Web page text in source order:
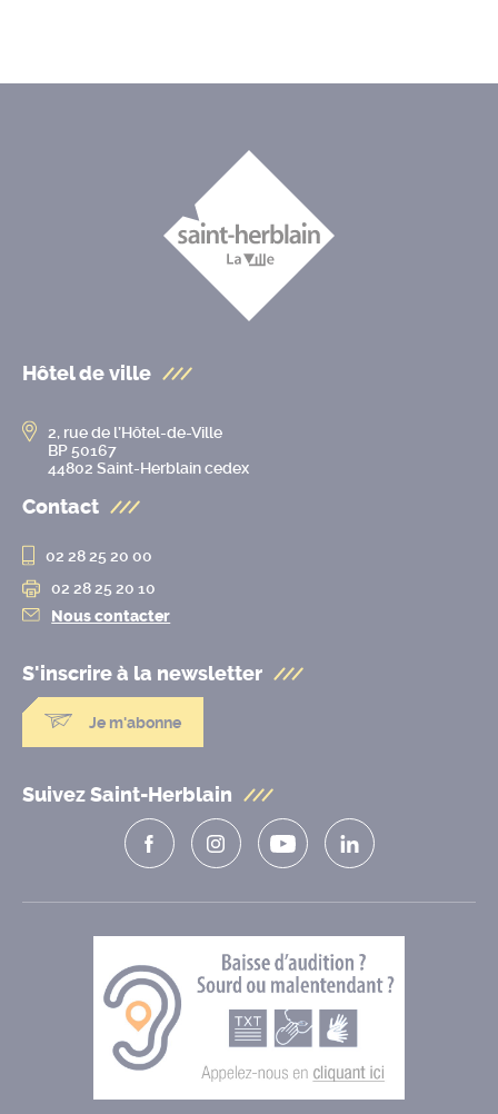
Hôtel de ville
2, rue de l’Hôtel-de-Ville
BP 50167
44802 Saint-Herblain cedex
Contact
02 28 25 20 00
02 28 25 20 10
Nous contacter
S'inscrire à la newsletter
Je m'abonne
Suivez Saint-Herblain